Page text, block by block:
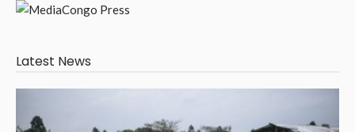
Latest News